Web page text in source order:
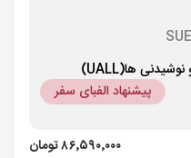
نوشیدنی ها(UALL)
پیشنهاد الفبای سفر
۸۶٬۵۹۰٬۰۰۰ تومان